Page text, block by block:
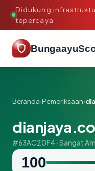
Didukung
tepercaya
Beranda›Pemeriksaan›
#63AC20F4 · Sangat
100